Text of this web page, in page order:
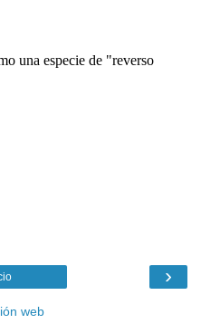
›
web